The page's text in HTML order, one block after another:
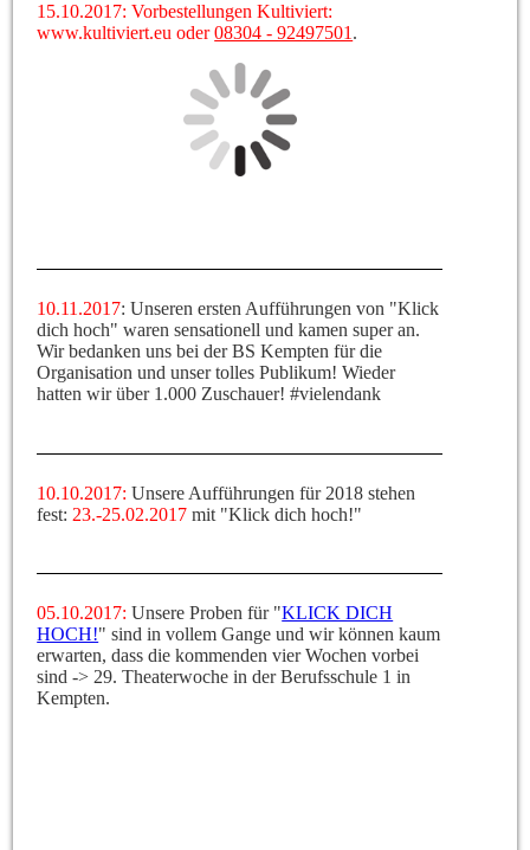
15.10.2017: Vorbestellungen Kultiviert:
www.kultiviert.eu oder08304 - 92497501 .
10.11.2017: Unseren ersten Aufführungen von "Klick
dich hoch" waren sensationell und kamen super an.
Wir bedanken uns bei der BS Kempten für die
Organisation und unser tolles Publikum! Wieder
hatten wir über 1.000 Zuschauer! #vielendank
10.10.2017: Unsere Aufführungen für 2018 stehen
fest: 23.-25.02.2017 mit "Klick dich hoch!"
05.10.2017:Unsere Proben für "KLICK DICH
HOCH!" sind in vollem Gange und wir können kaum
erwarten, dass die kommenden vier Wochen vorbei
sind -> 29. Theaterwoche in der Berufsschule 1 in
Kempten.